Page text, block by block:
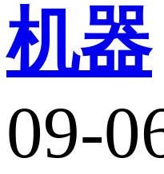
机器
09-